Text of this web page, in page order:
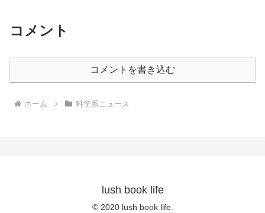
コメント
コメントを書き込む
ホーム 科学系ニュース
lush book life
© 2020 lush book life.